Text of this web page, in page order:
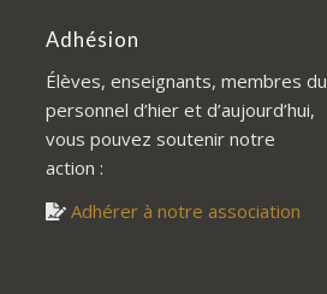
Adhésion
Élèves, enseignants, membres du
personnel d’hier et d’aujourd’hui,
vous pouvez soutenir notre
action :
Adhérer à notre association